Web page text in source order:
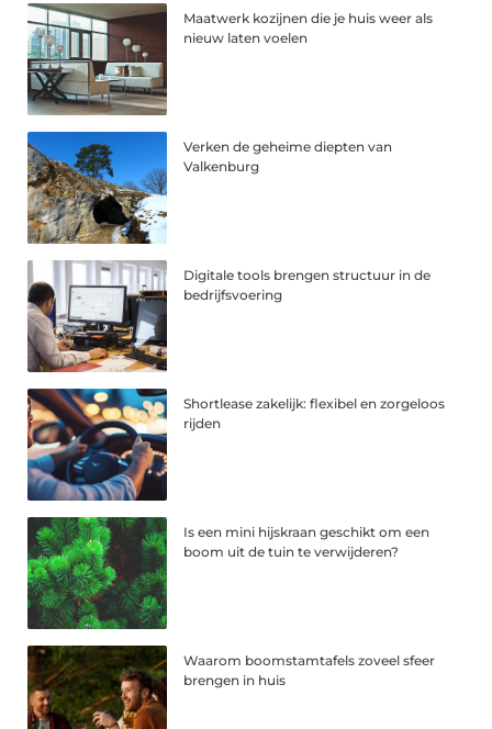
Maatwerk kozijnen die je huis weer als
nieuw laten voelen
Verken de geheime diepten van
Valkenburg
Digitale tools brengen structuur in de
bedrijfsvoering
Shortlease zakelijk: flexibel en zorgeloos
rijden
Is een mini hijskraan geschikt om een
boom uit de tuin te verwijderen?
Waarom boomstamtafels zoveel sfeer
brengen in huis